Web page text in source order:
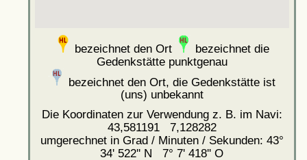
bezeichnet den Ort
bezeichnet die
Gedenkstätte punktgenau
bezeichnet den Ort, die Gedenkstätte ist
(uns) unbekannt
Die Koordinaten zur Verwendung z. B. im Navi:
43,581191 7,128282
umgerechnet in Grad / Minuten / Sekunden: 43°
34' 522'' N 7° 7' 418'' O